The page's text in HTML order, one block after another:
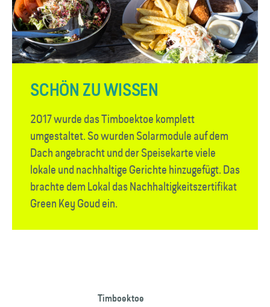
SCHÖN ZU WISSEN
2017 wurde das Timboektoe komplett
umgestaltet. So wurden Solarmodule auf dem
Dach angebracht und der Speisekarte viele
lokale und nachhaltige Gerichte hinzugefügt. Das
brachte dem Lokal das Nachhaltigkeitszertifikat
Green Key Goud ein.
Timboektoe